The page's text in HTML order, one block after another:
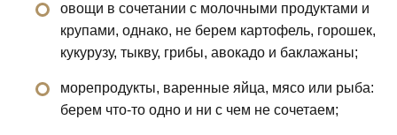
овощи в сочетании с молочными продуктами и
крупами, однако, не берем картофель, горошек,
кукурузу, тыкву, грибы, авокадо и баклажаны;
морепродукты, варенные яйца, мясо или рыба:
берем что-то одно и ни с чем не сочетаем;